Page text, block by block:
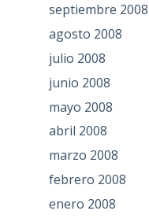
septiembre 2008
agosto 2008
julio 2008
junio 2008
mayo 2008
abril 2008
marzo 2008
febrero 2008
enero 2008